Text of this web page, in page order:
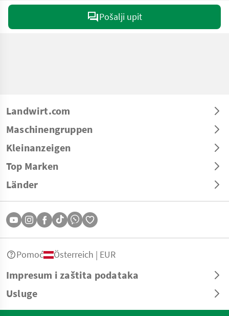
Pošalji upit
Landwirt.com
Maschinengruppen
Kleinanzeigen
Top Marken
Länder
Impresum i zaštita podataka
Usluge
Pomoć Österreich | EUR